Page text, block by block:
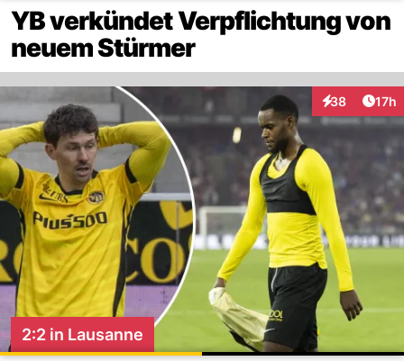
YB verkündet Verpflichtung von
neuem Stürmer
38
Interaktionen
17h
2:2 in Lausanne